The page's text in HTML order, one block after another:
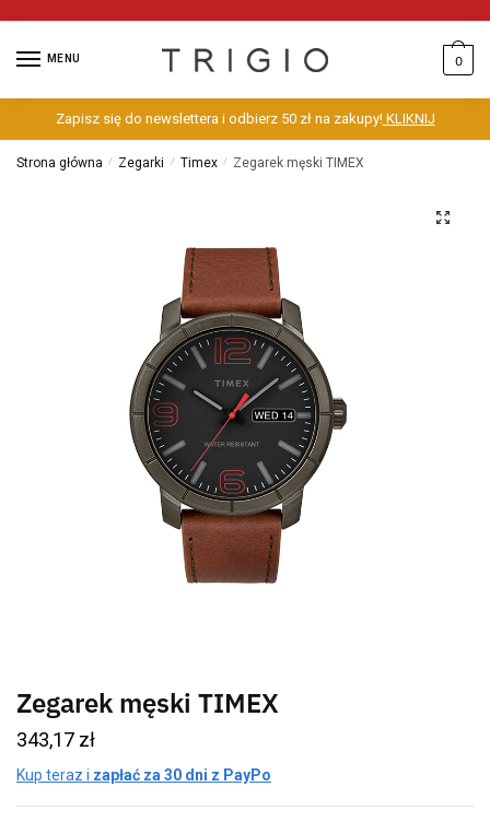
MENU 0
Zapisz się do newslettera i odbierz 50 zł na zakupy!KLIKNIJ
Strona główna / Zegarki / Timex / Zegarek męski TIMEX
Zegarek męski TIMEX
343,17 zł
Kup teraz i zapłać za 30 dni z PayPo